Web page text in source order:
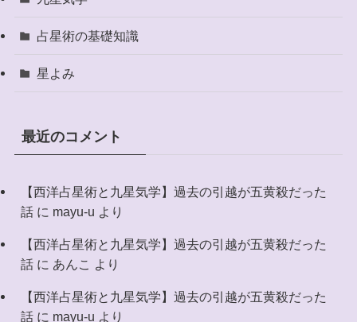
占星術の基礎知識
星よみ
最近のコメント
【西洋占星術と九星気学】過去の引越が五黄殺だった
話に mayu-u より
【西洋占星術と九星気学】過去の引越が五黄殺だった
話に あんこ より
【西洋占星術と九星気学】過去の引越が五黄殺だった
話に mayu-u より